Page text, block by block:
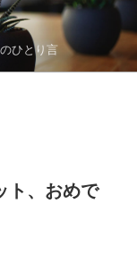
ひとり言
ト、おめで